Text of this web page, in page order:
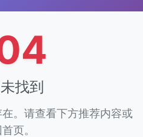
找到
。请查看下方推荐内容或
页。